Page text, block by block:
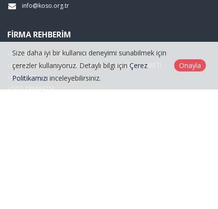
info@koso.org.tr
FIRMA REHBERIM
OTO BAKIM SERVİSCİLİĞİ
FOTOĞRAFÇILIK VE FOTOĞRAF MALZEMELERİ TİCARETİ
OTO LPG
OTO EKSPERTİZ
Size daha iyi bir kullanıcı deneyimi sunabilmek için
çerezler kullanıyoruz. Detaylı bilgi için Çerez
Politikamızı inceleyebilirsiniz.
Onayla